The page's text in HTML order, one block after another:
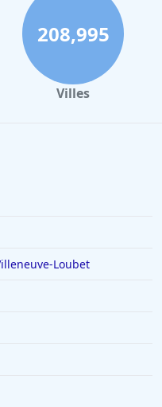
208,995
Villes
Loubet